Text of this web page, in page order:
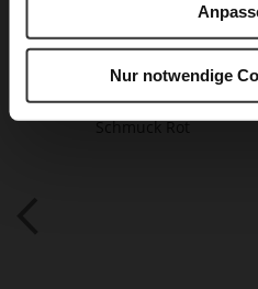
Nur notwendige
Das könnte